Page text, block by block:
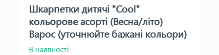
Шкарпетки дитячі "Cool"
кольорове асорті (Весна/літо)
Варос (уточнюйте бажані кольори)
В наявності